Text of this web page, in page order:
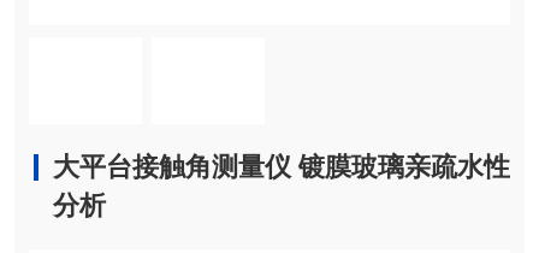
大平台接触角测量仪 镀膜玻璃亲疏水性
分析